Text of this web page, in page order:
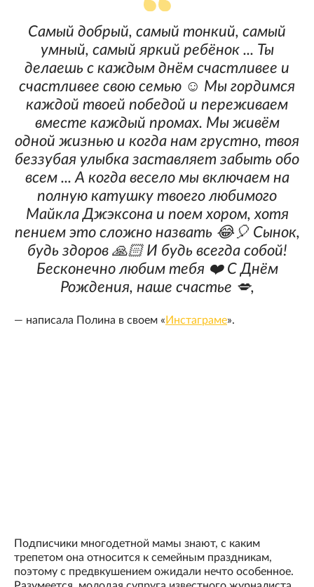
Самый добрый, самый тонкий, самый
умный, самый яркий ребёнок ... Ты
делаешь с каждым днём счастливее и
счастливее свою семью ☺️ Мы гордимся
каждой твоей победой и переживаем
вместе каждый промах. Мы живём
одной жизнью и когда нам грустно, твоя
беззубая улыбка заставляет забыть обо
всем ... А когда весело мы включаем на
полную катушку твоего любимого
Майкла Джэксона и поем хором, хотя
пением это сложно назвать 😂🎈 Сынок,
будь здоров 🙏🏻 И будь всегда собой!
Бесконечно любим тебя ❤️ С Днём
Рождения, наше счастье 💋,
— написала Полина в своем « Инстаграме».
Подписчики многодетной мамы знают, с каким
трепетом она относится к семейным праздникам,
поэтому с предвкушением ожидали нечто особенное.